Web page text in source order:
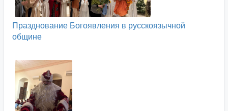
Празднование Богоявления в русскоязычной
общине